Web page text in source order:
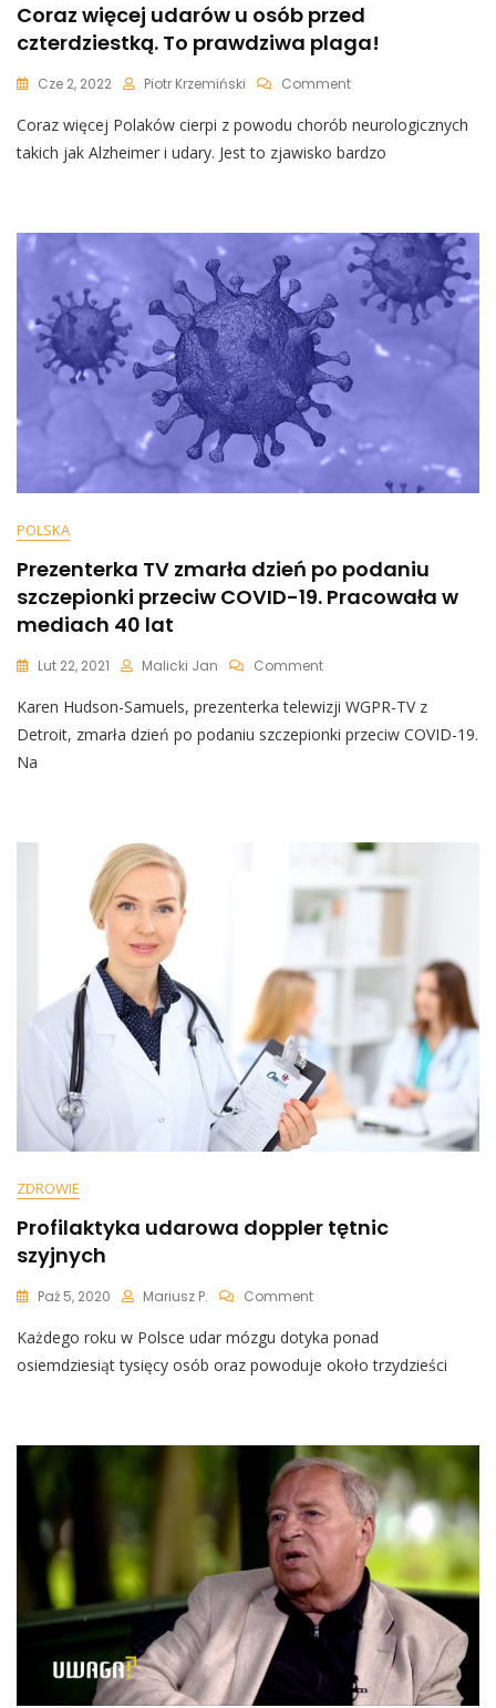
Coraz więcej udarów u osób przed
czterdziestką. To prawdziwa plaga!
Cze 2, 2022 Piotr Krzemiński CommentOn
Więcej
Udarów
Czterdziestką.
To
Prawdziwa
Plaga!
Coraz więcej Polaków cierpi z powodu chorób neurologicznych
takich jak Alzheimer i udary. Jest to zjawisko bardzo
POLSKA
Prezenterka TV zmarła dzień po podaniu
szczepionki przeciw COVID-19. Pracowała w
mediach 40 lat
Lut 22, 2021 Malicki Jan CommentOn
TV
Zmarła
Dzień
COVID-
Pracowała
W
Karen Hudson-Samuels, prezenterka telewizji WGPR-TV z
Detroit, zmarła dzień po podaniu szczepionki przeciw COVID-19.
Na
ZDROWIE
Profilaktyka udarowa doppler tętnic
szyjnych
Paź 5, 2020 Mariusz P. CommentOn
Udarowa
Doppler
Każdego roku w Polsce udar mózgu dotyka ponad
osiemdziesiąt tysięcy osób oraz powoduje około trzydzieści